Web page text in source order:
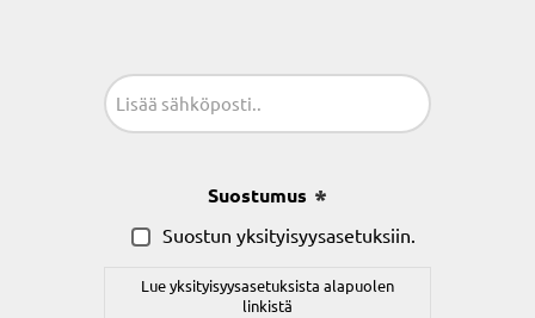
Suostumus
Suostun yksityisyysasetuksiin.
Lue yksityisyysasetuksista alapuolen
linkistä